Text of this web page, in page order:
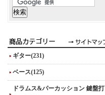
ギター(231)
ベース(125)
ドラムス&パーカッション 鍵盤打